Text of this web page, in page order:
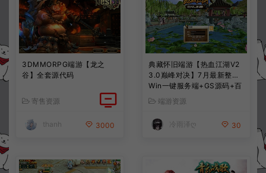
3DMMORPG端游【龙之
谷】全套源代码
寄售资源
thanh 3000
典藏怀旧端游【热血江湖V2
3.0巅峰对决】7月最新整理
Win一键服务端+GS源码+百
宝阁+在线GM工具+PC客户
端+详细搭建教程
端游资源
冷雨泽ღ 30